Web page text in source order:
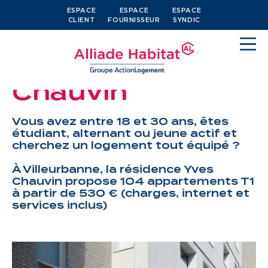
ESPACE
CLIENT
ESPACE
FOURNISSEUR
ESPACE
SYNDIC
Je cherche un logement
J’ai moins de 30 ans
J’ai plus de 65 ans
Résidence Yves
Chauvin
Vous avez entre 18 et 30 ans, êtes
étudiant, alternant ou jeune actif et
cherchez un logement tout équipé ?
À Villeurbanne, la résidence Yves
Chauvin propose 104 appartements T1
à partir de 530 € (charges, internet et
services inclus)